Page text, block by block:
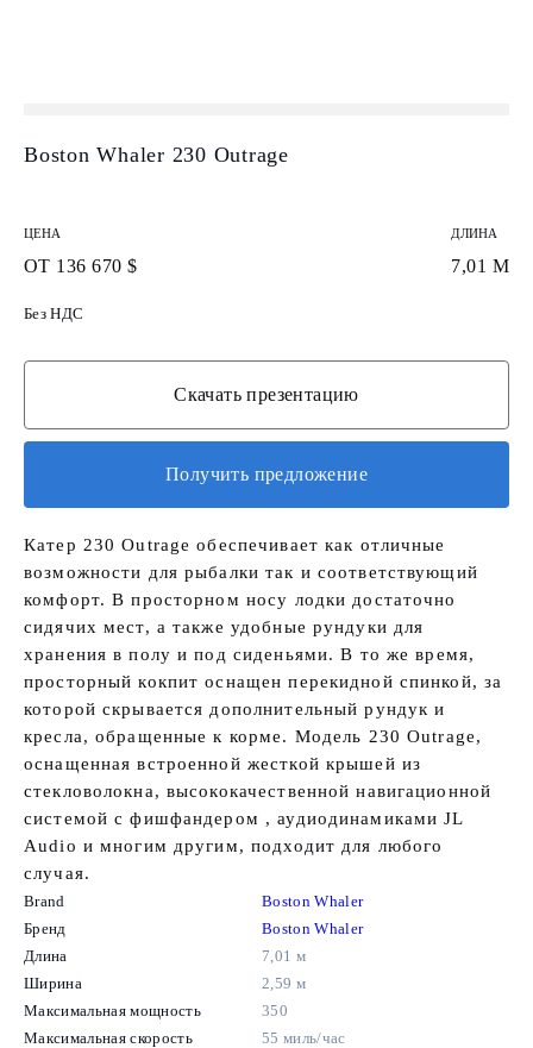
Boston Whaler 230 Outrage
Катер 230 Outrage обеспечивает как отличные
возможности для рыбалки так и соответствующий
комфорт. В просторном носу лодки достаточно
сидячих мест, а также удобные рундуки для
хранения в полу и под сиденьями. В то же время,
просторный кокпит оснащен перекидной спинкой, за
которой скрывается дополнительный рундук и
кресла, обращенные к корме. Модель 230 Outrage,
оснащенная встроенной жесткой крышей из
стекловолокна, высококачественной навигационной
системой с фишфандером , аудиодинамиками JL
Audio и многим другим, подходит для любого
случая.
Brand
Boston Whaler
Бренд
Boston Whaler
Длина
7,01 м
Ширина
2,59 м
Максимальная мощность
350
Максимальная скорость
55 миль/час
ЦЕНА
ОТ 136 670 $
ДЛИНА
7,01 М
Без НДС
Скачать презентацию
Получить предложение